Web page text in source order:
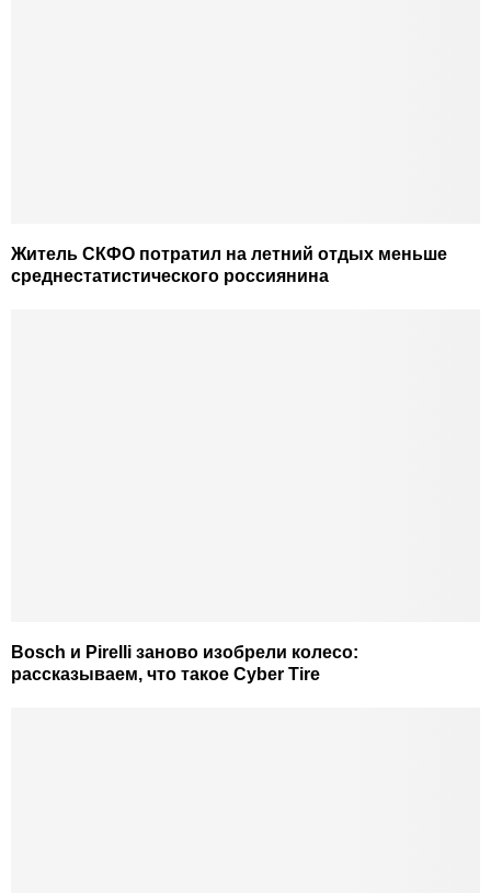
Житель СКФО потратил на летний отдых меньше
среднестатистического россиянина
Bosch и Pirelli заново изобрели колесо:
рассказываем, что такое Cyber ​​Tire